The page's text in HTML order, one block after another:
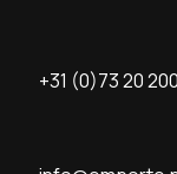
+31 (0)73 20